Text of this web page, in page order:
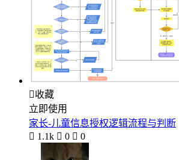
收藏
立即使用
家长-儿童信息授权逻辑流程与判断
 1.1k  0  0